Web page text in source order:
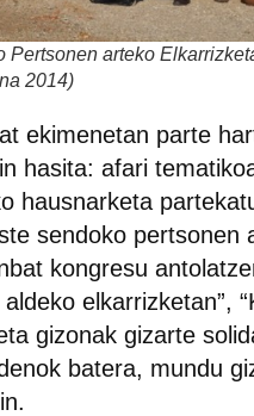
arteko
2014)
ekimenetan parte
hasita: afari
hausnarketa
sendoko pertsonen
kongresu
elkarrizketan”,
gizonak gizarte
batera, mundu